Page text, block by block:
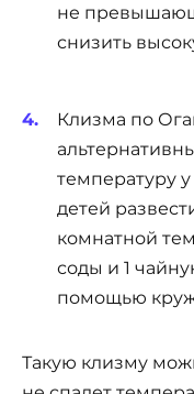
не
снизить
Клизма по
температуру
детей
комнатной
соды и 1
помощью
Такую клизму